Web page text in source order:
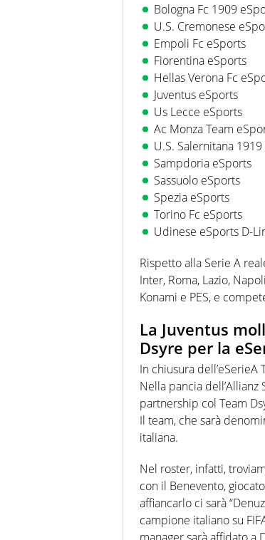
Bologna Fc 1909
U.S. Cremonese
Empoli Fc eSports
Fiorentina eSports
Hellas Verona Fc
Juventus eSports
Us Lecce eSports
Ac Monza Team
U.S. Salernitana
Sampdoria eSports
Sassuolo eSports
Spezia eSports
Torino Fc eSports
Udinese eSports D-
Rispetto alla Serie A
Inter, Roma, Lazio,
Konami e PES, e
La Juventus
Dsyre per la
In chiusura dell’eSerieA
Nella pancia
partnership col Team
Il team, che sarà
italiana.
Nel roster, infatti,
con il Benevento,
affiancarlo ci sarà
campione italiano su